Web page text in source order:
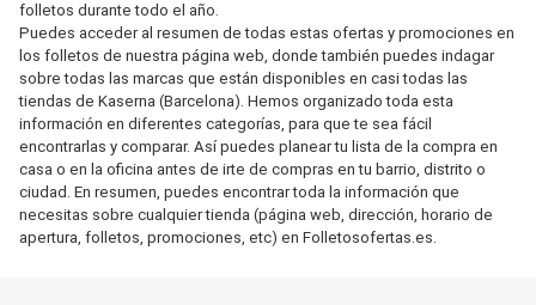
folletos durante todo el año.
Puedes acceder al resumen de todas estas ofertas y promociones en
los folletos de nuestra página web, donde también puedes indagar
sobre todas las marcas que están disponibles en casi todas las
tiendas de Kaserna (Barcelona). Hemos organizado toda esta
información en diferentes categorías, para que te sea fácil
encontrarlas y comparar. Así puedes planear tu lista de la compra en
casa o en la oficina antes de irte de compras en tu barrio, distrito o
ciudad. En resumen, puedes encontrar toda la información que
necesitas sobre cualquier tienda (página web, dirección, horario de
apertura, folletos, promociones, etc) en Folletosofertas.es.